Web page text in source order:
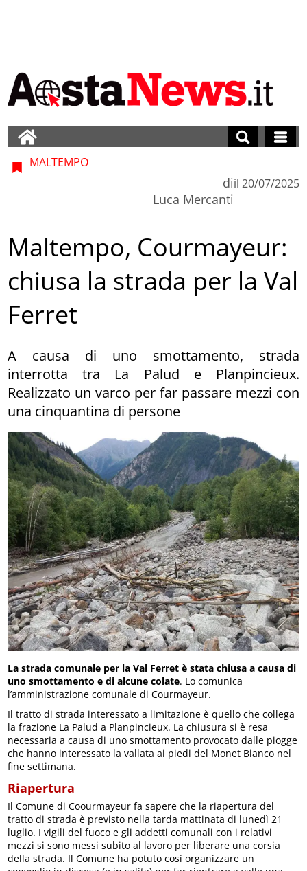
MALTEMPO
di
Luca Mercanti
il 20/07/2025
Maltempo, Courmayeur:
chiusa la strada per la Val
Ferret
A causa di uno smottamento, strada
interrotta tra La Palud e Planpincieux.
Realizzato un varco per far passare mezzi con
una cinquantina di persone
La strada comunale per la Val Ferret è stata chiusa a causa di
uno smottamento e di alcune colate. Lo comunica
l’amministrazione comunale di Courmayeur.
Il tratto di strada interessato a limitazione è quello che collega
la frazione La Palud a Planpincieux. La chiusura si è resa
necessaria a causa di uno smottamento provocato dalle piogge
che hanno interessato la vallata ai piedi del Monet Bianco nel
fine settimana.
Riapertura
Il Comune di Coourmayeur fa sapere che la riapertura del
tratto di strada è previsto nella tarda mattinata di lunedì 21
luglio. I vigili del fuoco e gli addetti comunali con i relativi
mezzi si sono messi subito al lavoro per liberare una corsia
della strada. Il Comune ha potuto così organizzare un